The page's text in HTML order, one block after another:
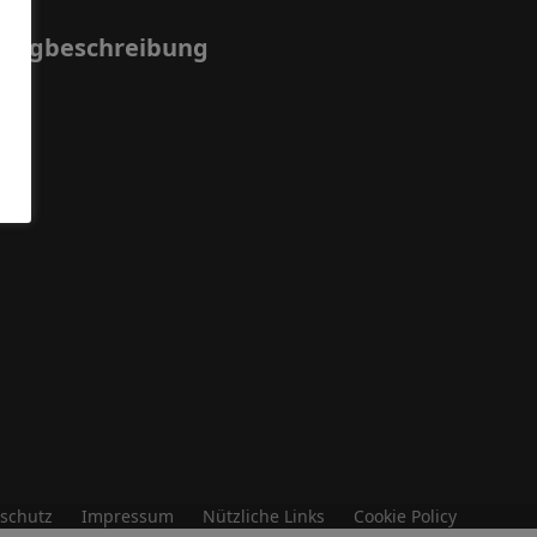
Wegbeschreibung
Impressum Nützliche Links Cookie Policy